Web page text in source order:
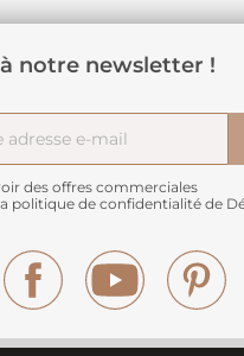
notre newsletter !
des offres commerciales
politique de confidentialité de
Facebook YouTube